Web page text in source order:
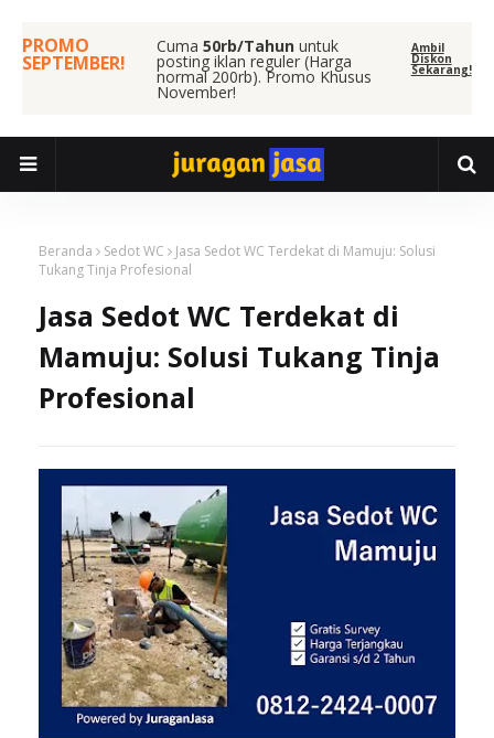
PROMO
SEPTEMBER!
Cuma50rb/Tahununtuk
posting iklan reguler (Harga
normal 200rb). Promo Khusus
November!
Ambil
Diskon
Sekarang!
Beranda Sedot WC
Jasa Sedot WC Terdekat di Mamuju: Solusi
Tukang Tinja Profesional
Jasa Sedot WC Terdekat di
Mamuju: Solusi Tukang Tinja
Profesional